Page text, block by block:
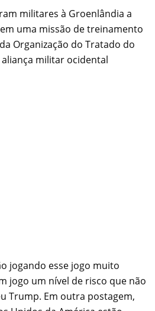
militares à Groenlândia a
uma missão de treinamento
Organização do Tratado do
militar ocidental
jogando esse jogo muito
jogo um nível de risco que não
Trump. Em outra postagem,